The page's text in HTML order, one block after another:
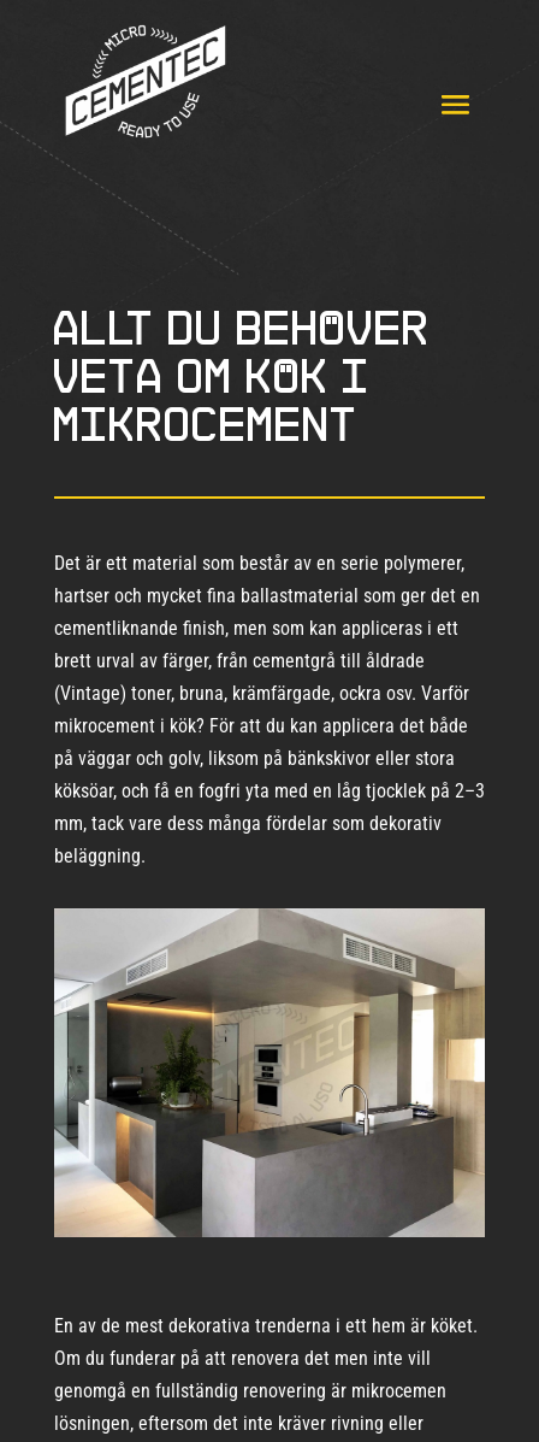
Allt du behöver
veta om kök i
mikrocement
Det är ett material som består av en serie polymerer,
hartser och mycket fina ballastmaterial som ger det en
cementliknande finish, men som kan appliceras i ett
brett urval av färger, från cementgrå till åldrade
(Vintage) toner, bruna, krämfärgade, ockra osv. Varför
mikrocement i kök? För att du kan applicera det både
på väggar och golv, liksom på bänkskivor eller stora
köksöar, och få en fogfri yta med en låg tjocklek på 2–3
mm, tack vare dess många fördelar som dekorativ
beläggning.
En av de mest dekorativa trenderna i ett hem är köket.
Om du funderar på att renovera det men inte vill
genomgå en fullständig renovering är mikrocemen
lösningen, eftersom det inte kräver rivning eller